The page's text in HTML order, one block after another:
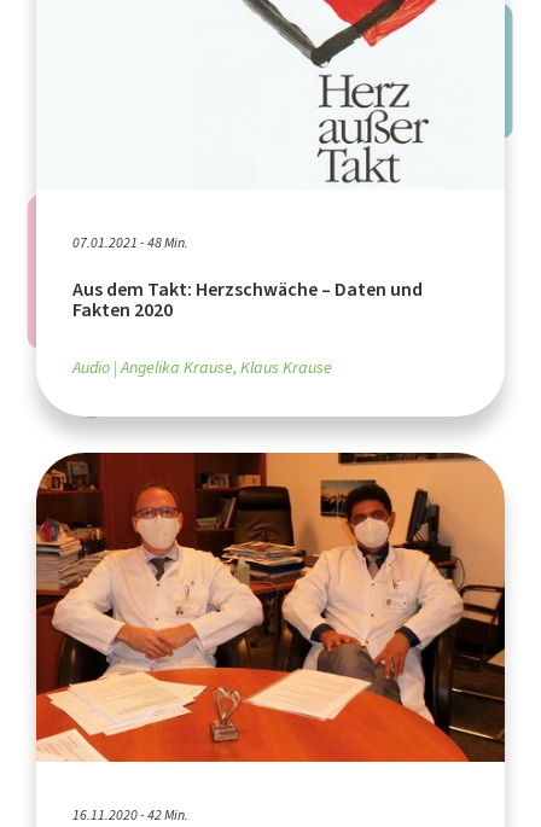
07.01.2021 - 48 Min.
Aus dem Takt: Herzschwäche – Daten und
Fakten 2020
Audio Angelika Krause, Klaus Krause
16.11.2020 - 42 Min.